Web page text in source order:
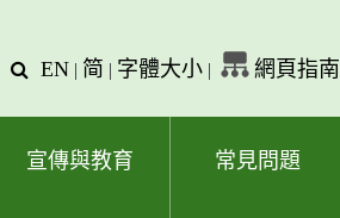
查
字
EN | 简 | 字體大小 | 網頁指南
宣傳與教育 常見問題